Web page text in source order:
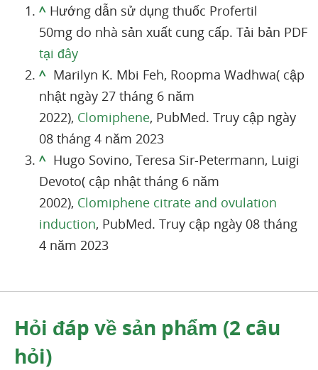
^ Hướng dẫn sử dụng thuốc Profertil
50mg do nhà sản xuất cung cấp. Tải bản PDF
tại đây
^ Marilyn K. Mbi Feh, Roopma Wadhwa( cập
nhật ngày 27 tháng 6 năm
2022), Clomiphene, PubMed. Truy cập ngày
08 tháng 4 năm 2023
^ Hugo Sovino, Teresa Sir-Petermann, Luigi
Devoto( cập nhật tháng 6 năm
2002), Clomiphene citrate and ovulation
induction, PubMed. Truy cập ngày 08 tháng
4 năm 2023
Hỏi đáp về sản phẩm (2 câu
hỏi)